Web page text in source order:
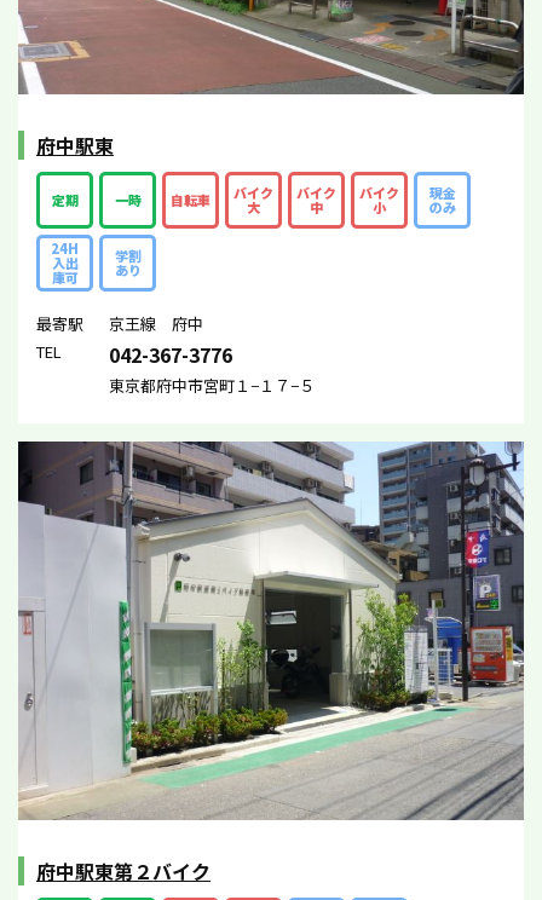
府中駅東
定期 一時 自転車 バイク
大
バイク
中
バイク
小
現金
のみ
24H
入出
庫可
学割
あり
最寄駅
京王線 府中
TEL
042-367-3776
東京都府中市宮町１−１７−５
府中駅東第２バイク